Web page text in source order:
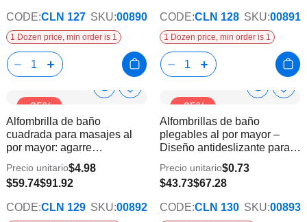
CODE:CLN 127 SKU:00890
1 Dozen price, min order is 1
CODE:CLN 128 SKU:00891
1 Dozen price, min order is 1
-35%
ShowAñadir
lista
deseos
Alfombrilla de baño
cuadrada para masajes al
por mayor: agarre
texturizado para venta
minorista
$59.74$91.92
Precio unitario$4.98
CODE:CLN 129 SKU:00892
-35%
Show
Info
de
Alfombrillas de baño
plegables al por mayor –
Diseño antideslizante para
bañeras | 60 unidades
$43.73$67.28
Precio unitario$0.73
CODE:CLN 130 SKU:00893